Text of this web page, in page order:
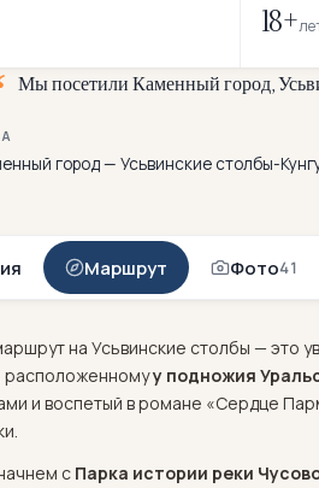
18+
МыпосетилиКаменныйгород,Усьв
город — Усьвинские столбы-
Маршрут Фото41
на Усьвинские столбы — это
у подножия
и воспетый в романе «Сердце
с Парка истории реки